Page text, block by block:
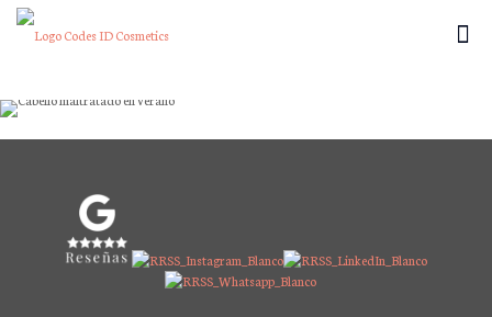
¿Cómo revitalizar tu cabello tras el verano? La
×